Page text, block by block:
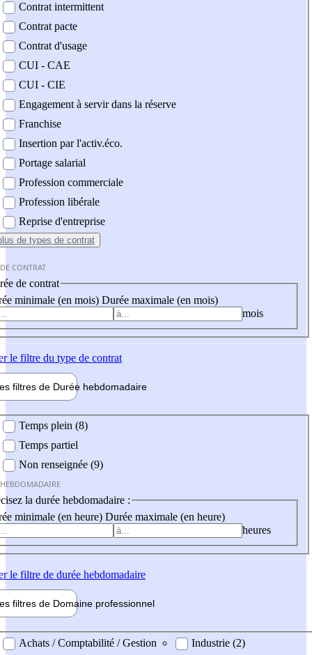
Contrat intermittent
Contrat pacte
Contrat d'usage
CUI - CAE
CUI - CIE
Engagement à servir dans la réserve
Franchise
Insertion par l'activ.éco.
Portage salarial
Profession commerciale
Profession libérale
Reprise d'entreprise
de types de contrat
CONTRAT
de contrat
minimale (en mois) Durée maximale (en mois)
mois
le filtre du type de contrat
filtres de Durée hebdomadaire
Temps plein (8)
Temps partiel
Non renseignée (9)
la durée hebdomadaire :
minimale (en heure) Durée maximale (en heure)
heures
le filtre de durée hebdomadaire
filtres de Domaine professionnel
professionel
Achats / Comptabilité / Gestion
Industrie (2)